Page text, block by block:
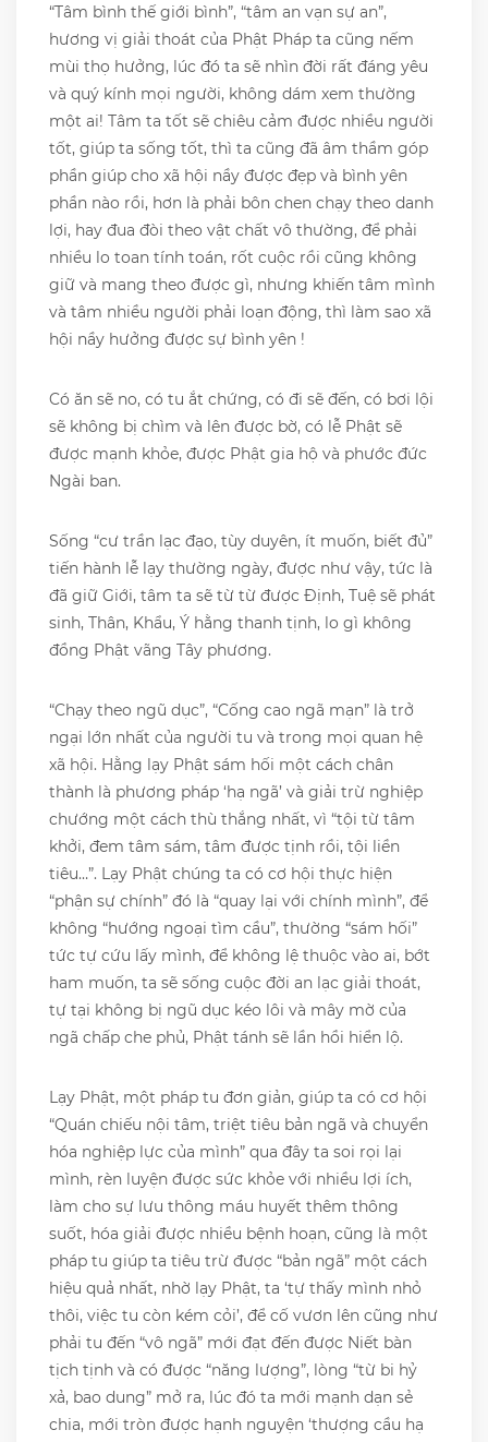
“Tâm bình thế giới bình”, “tâm an vạn sự an”,
hương vị giải thoát của Phật Pháp ta cũng nếm
mùi thọ hưởng, lúc đó ta sẽ nhìn đời rất đáng yêu
và quý kính mọi người, không dám xem thường
một ai! Tâm ta tốt sẽ chiêu cảm được nhiều người
tốt, giúp ta sống tốt, thì ta cũng đã âm thầm góp
phần giúp cho xã hội nầy được đẹp và bình yên
phần nào rồi, hơn là phải bôn chen chạy theo danh
lợi, hay đua đòi theo vật chất vô thường, để phải
nhiều lo toan tính toán, rốt cuộc rồi cũng không
giữ và mang theo được gì, nhưng khiến tâm mình
và tâm nhiều người phải loạn động, thì làm sao xã
hội nầy hưởng được sự bình yên !
Có ăn sẽ no, có tu ắt chứng, có đi sẽ đến, có bơi lội
sẽ không bị chìm và lên được bờ, có lễ Phật sẽ
được mạnh khỏe, được Phật gia hộ và phước đức
Ngài ban.
Sống “cư trần lạc đạo, tùy duyên, ít muốn, biết đủ”
tiến hành lễ lạy thường ngày, được như vậy, tức là
đã giữ Giới, tâm ta sẽ từ từ được Định, Tuệ sẽ phát
sinh, Thân, Khẩu, Ý hằng thanh tịnh, lo gì không
đồng Phật vãng Tây phương.
“Chạy theo ngũ dục”, “Cống cao ngã mạn” là trở
ngại lớn nhất của người tu và trong mọi quan hệ
xã hội. Hằng lạy Phật sám hối một cách chân
thành là phương pháp ‘hạ ngã’ và giải trừ nghiệp
chướng một cách thù thắng nhất, vì “tội từ tâm
khởi, đem tâm sám, tâm được tịnh rồi, tội liền
tiêu…”. Lạy Phật chúng ta có cơ hội thực hiện
“phận sự chính” đó là “quay lại với chính mình”, để
không “hướng ngoại tìm cầu”, thường “sám hối”
tức tự cứu lấy mình, để không lệ thuộc vào ai, bớt
ham muốn, ta sẽ sống cuộc đời an lạc giải thoát,
tự tại không bị ngũ dục kéo lôi và mây mờ của
ngã chấp che phủ, Phật tánh sẽ lần hồi hiển lộ.
Lạy Phật, một pháp tu đơn giản, giúp ta có cơ hội
“Quán chiếu nội tâm, triệt tiêu bản ngã và chuyển
hóa nghiệp lực của mình” qua đây ta soi rọi lại
mình, rèn luyện được sức khỏe với nhiều lợi ích,
làm cho sự lưu thông máu huyết thêm thông
suốt, hóa giải được nhiều bệnh hoạn, cũng là một
pháp tu giúp ta tiêu trừ được “bản ngã” một cách
hiệu quả nhất, nhờ lạy Phật, ta ‘tự thấy mình nhỏ
thôi, việc tu còn kém cỏi’, để cố vươn lên cũng như
phải tu đến “vô ngã” mới đạt đến được Niết bàn
tịch tịnh và có được “năng lượng”, lòng “từ bi hỷ
xả, bao dung” mở ra, lúc đó ta mới mạnh dạn sẻ
chia, mới tròn được hạnh nguyện ‘thượng cầu hạ